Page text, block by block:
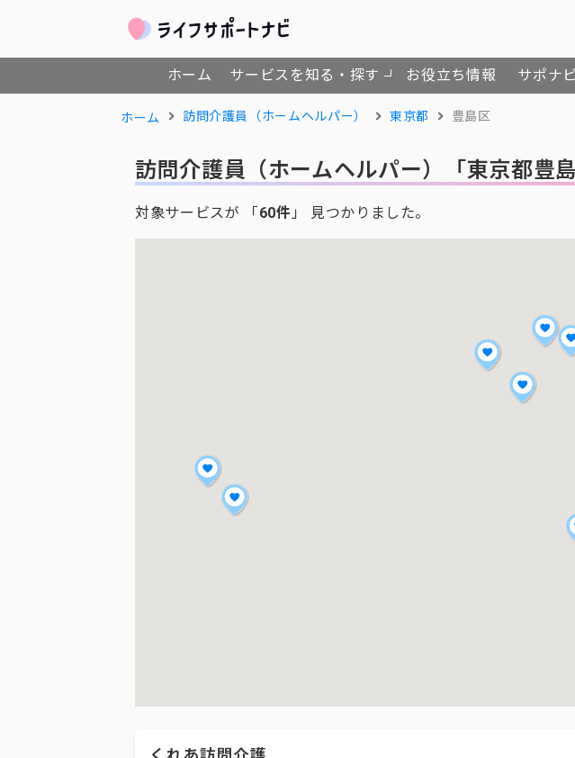
ホーム サービスを知る・探す お役立ち情報 サポナ
ホーム 訪問介護員（ホームヘルパー） 東京都 豊島区
訪問介護員（ホームヘルパー） 「東京都豊
対象サービスが 「60件 」 見つかりました。